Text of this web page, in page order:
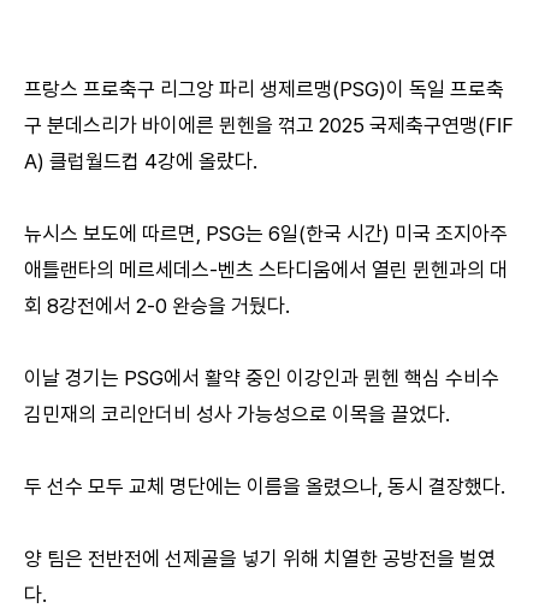
프랑스 프로축구 리그앙 파리 생제르맹(PSG)이 독일 프로축
구 분데스리가 바이에른 뮌헨을 꺾고 2025 국제축구연맹(FIF
A) 클럽월드컵 4강에 올랐다.
뉴시스 보도에 따르면, PSG는 6일(한국 시간) 미국 조지아주
애틀랜타의 메르세데스-벤츠 스타디움에서 열린 뮌헨과의 대
회 8강전에서 2-0 완승을 거뒀다.
이날 경기는 PSG에서 활약 중인 이강인과 뮌헨 핵심 수비수
김민재의 코리안더비 성사 가능성으로 이목을 끌었다.
두 선수 모두 교체 명단에는 이름을 올렸으나, 동시 결장했다.
양 팀은 전반전에 선제골을 넣기 위해 치열한 공방전을 벌였
다.